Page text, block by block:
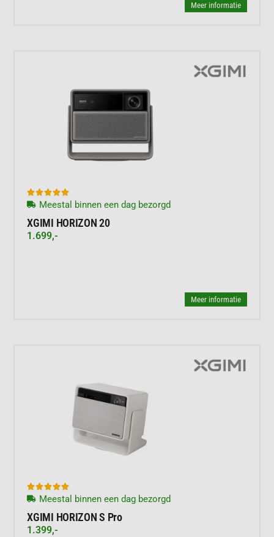
Meer informatie

Meestal binnen een dag bezorgd
XGIMI HORIZON 20
1.699,-
Meer informatie

Meestal binnen een dag bezorgd
XGIMI HORIZON S Pro
1.399,-